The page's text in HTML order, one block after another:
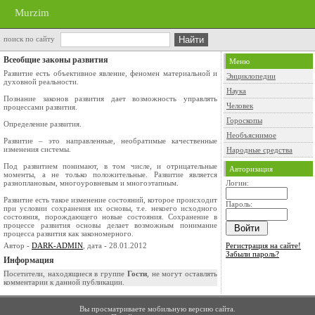
Murzim
поиск по сайту
Всеобщие законы развития
Развитие есть объективное явление, феномен материальной и
духовной реальности.
Познание законов развития дает возможность управлять
процессами развития.
Определение развития.
Развитие – это направленные, необратимые качественные
изменения системы.
Под развитием понимают, в том числе, и отрицательные
моменты, а не только положительные. Развитие является
разноплановым, многоуровневым и многоэтапным.
Развитие есть такое изменение состояний, которое происходит
при условии сохранения их основы, т.е. некоего исходного
состояния, порождающего новые состояния. Сохранение в
процессе развития основы делает возможным понимание
процесса развития как закономерного.
Автор - DARK-ADMIN , дата - 28.01.2012
Информация
Посетители, находящиеся в группе Гости, не могут оставлять
комментарии к данной публикации.
Меню
Энциклопедии
Наука
Человек
Гороскопы
Необъяснимое
Народные средства
Авторизация
Логин:
Пароль:
Регистрация на сайте!
Забыли пароль?
Вы просматриваете мобильную версию сайта.